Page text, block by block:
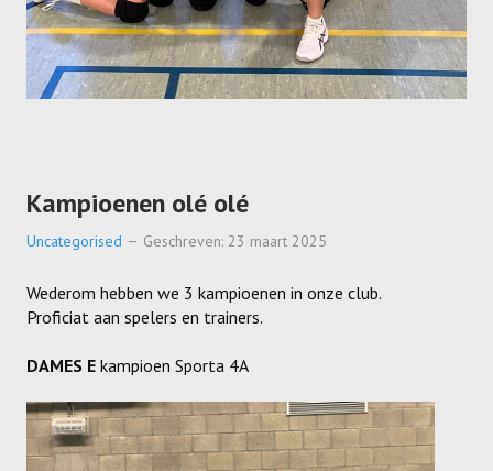
Dames D
Dames E
Dames F
Recrea
Dames Recrea A
Dames Recrea B
Dames Recrea C
Kampioenen olé olé
Uncategorised Geschreven: 23 maart 2025
Wederom hebben we 3 kampioenen in onze club.
Proficiat aan spelers en trainers.
DAMES E kampioen Sporta 4A